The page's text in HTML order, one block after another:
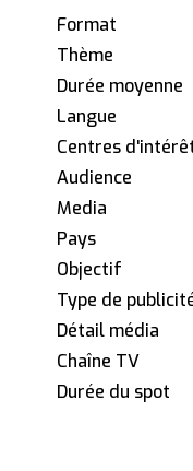
Format
Thème
Durée moyenne
Langue
Centres
Audience
Media
Pays
Objectif
Type de
Détail média
Chaîne TV
Durée du spot